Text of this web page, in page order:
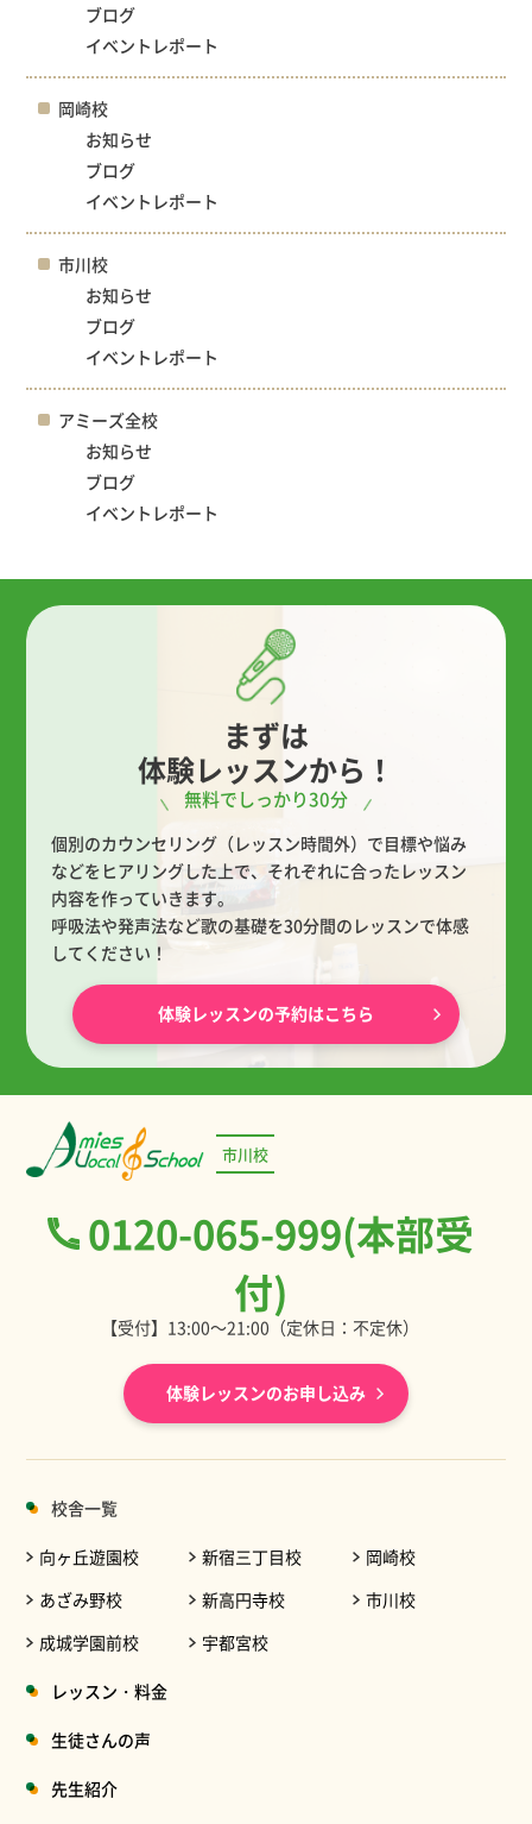
ブログ
イベントレポート
岡崎校
お知らせ
ブログ
イベントレポート
市川校
お知らせ
ブログ
イベントレポート
アミーズ全校
お知らせ
ブログ
イベントレポート
まずは
体験レッスンから！
無料でしっかり30分
個別のカウンセリング（レッスン時間外）で目標や悩み
などをヒアリングした上で、 それぞれに合ったレッスン
内容を作っていきます。
呼吸法や発声法など歌の基礎を30分間のレッスンで体感
してください！
体験レッスンの予約はこちら
市川校
0120-065-999(本部受
付)
【受付】13:00～21:00（定休日：不定休）
体験レッスンのお申し込み
校舎一覧
向ヶ丘遊園校
あざみ野校
成城学園前校
新宿三丁目校
新高円寺校
宇都宮校
岡崎校
市川校
レッスン・料金
生徒さんの声
先生紹介